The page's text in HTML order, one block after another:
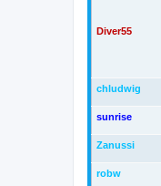
Diver55
chludwig
sunrise
Zanussi
robw